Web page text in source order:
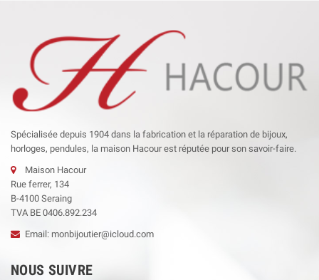
Spécialisée depuis 1904 dans la fabrication et la réparation de bijoux,
horloges, pendules, la maison Hacour est réputée pour son savoir-faire.
Maison Hacour
Rue ferrer, 134
B-4100 Seraing
TVA BE 0406.892.234
Email: monbijoutier@icloud.com
NOUS SUIVRE